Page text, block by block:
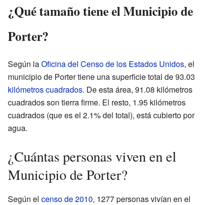
¿Qué tamaño tiene el Municipio de
Porter?
Según laOficina del Censo de los Estados Unidos, el
municipio de Porter tiene una superficie total de 93.03
kilómetros cuadrados. De esta área, 91.08 kilómetros
cuadrados son tierra firme. El resto, 1.95 kilómetros
cuadrados (que es el 2.1% del total), está cubierto por
agua.
¿Cuántas personas viven en el
Municipio de Porter?
Según el censo de 2010, 1277 personas vivían en el